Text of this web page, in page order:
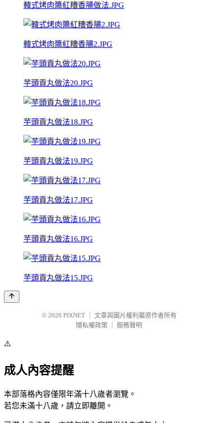
韓式烤肉醬紅糟香腸做法.JPG
韓式烤肉醬紅糟香腸2.JPG
芋頭貢丸做法20.JPG
芋頭貢丸做法18.JPG
芋頭貢丸做法19.JPG
芋頭貢丸做法17.JPG
芋頭貢丸做法16.JPG
芋頭貢丸做法15.JPG
© 2026 PIXNET
文章與圖片權利屬原作者所有
隱私權政策
服務聲明
⚠️
成人內容提醒
本部落格內容僅限年滿十八歲者瀏覽。
若您未滿十八歲，請立即離開。